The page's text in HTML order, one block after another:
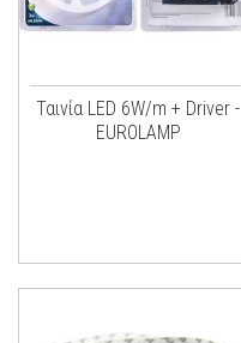
Ταινία LED 6W/m + Driver -
EUROLAMP